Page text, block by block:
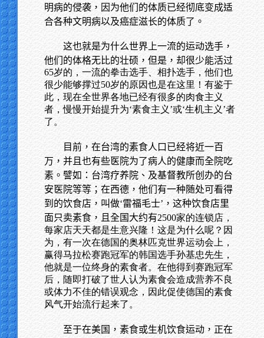
明病的侵袭，因为他们的体质已经彻底变成适
合各种文明病以及癌症滋长的体质了。
这也就是为什么世界上一流的运动选手，
他们的体格无比的壮硕，但是，却很少能活过
65岁的，一流的拳击选手、相扑选手，他们也
很少能够撑过50岁的原因也是在这里！有鉴于
此，现在全世界各地已经有很多的肉食主义
者，慢慢开始提升为‘素食主义’或‘生机主义’者
了。
目前，在台湾的素食人口已经将近一百
万，并且也有些医院为了病人的健康而全院吃
素。譬如：台湾疗养院、及基督教所创办的台
安医院等等；在西德，他们有一种随处可看得
到的饮食店，叫做‘雷福毛士’，这种饮食店里
面只卖素食，且全国大约有2500家的连锁店，
每家店天天都是生意兴隆！这是为什么呢？因
为，有一次在德国的奥林匹克世界运动会上，
赢得马拉松赛跑冠军的韩国选手孙基忠先生，
他就是一位终身的素食者。在他得到赛跑冠军
后，随即打破了世人认为素食会造成营养不良
或体力不佳的错误观念，因此促使德国的素食
风气开始流行起来了。
至于在美国，素食或生机饮食运动，正在